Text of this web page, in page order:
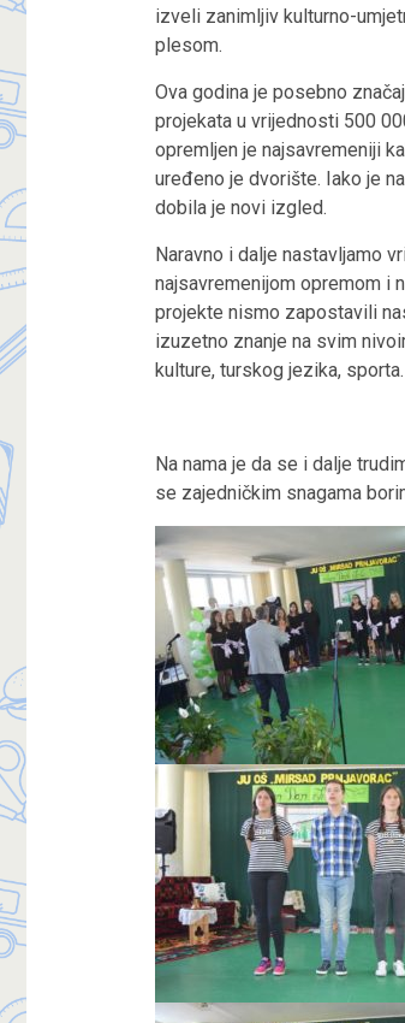
izveli zanimljiv kulturno-
plesom.
Ova godina je posebno
projekata u vrijednosti 500
opremljen je najsavremeniji
uređeno je dvorište. Iako je
dobila je novi izgled.
Naravno i dalje nastavljamo
najsavremenijom opremom i
projekte nismo zapostavili
izuzetno znanje na svim
kulture, turskog jezika, sporta.
Na nama je da se i dalje
se zajedničkim snagama